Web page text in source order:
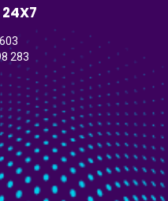
24X7
283